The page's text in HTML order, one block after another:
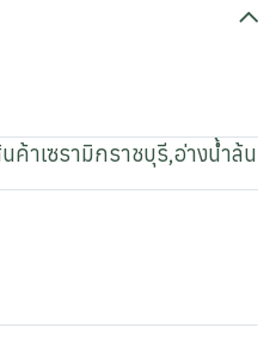
ค้าเซรามิกราชบุรี,อ่างน้ำล้น